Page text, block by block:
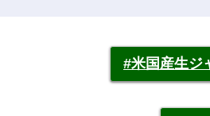
#米国産生ジ